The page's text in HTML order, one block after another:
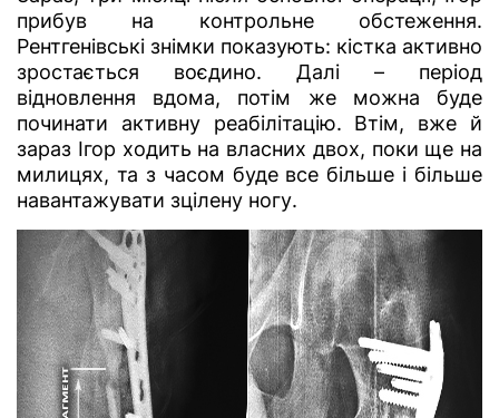
прибув на контрольне обстеження.
Рентгенівські знімки показують: кістка активно
зростається воєдино. Далі – період
відновлення вдома, потім же можна буде
починати активну реабілітацію. Втім, вже й
зараз Ігор ходить на власних двох, поки ще на
милицях, та з часом буде все більше і більше
навантажувати зцілену ногу.